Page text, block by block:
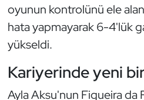
oyunun kontrolünü ele
hata yapmayarak 6-4'lük
yükseldi.
Kariyerinde yeni
Ayla Aksu'nun Figueira da
Kick Boks
Kürek
Masa Tenisi